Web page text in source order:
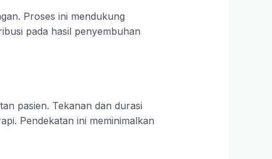
Proses ini mendukung
pada hasil penyembuhan
pasien. Tekanan dan durasi
Pendekatan ini meminimalkan